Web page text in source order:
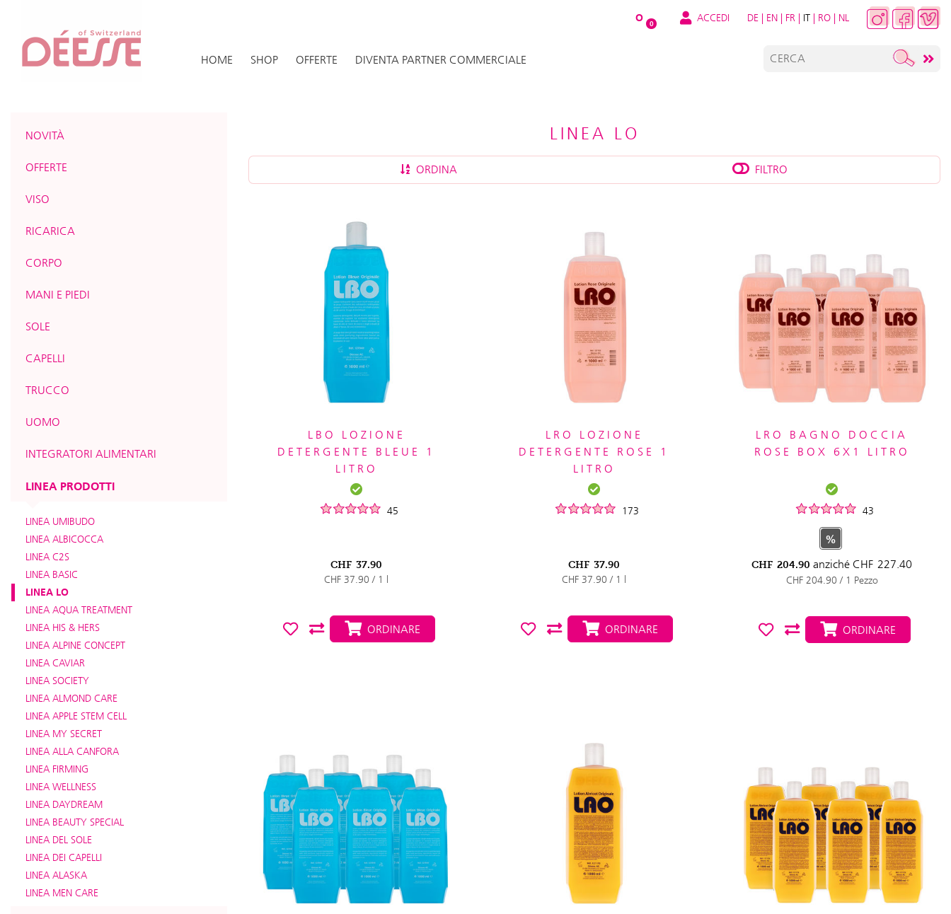
O 0 ACCEDI DE | EN | FR | IT | RO | NL
HOME SHOP OFFERTE DIVENTA PARTNER COMMERCIALE
NOVITÀ
OFFERTE
VISO
RICARICA
CORPO
MANI E PIEDI
SOLE
CAPELLI
TRUCCO
UOMO
INTEGRATORI ALIMENTARI
LINEA PRODOTTI
LINEA UMIBUDO
LINEA ALBICOCCA
LINEA C2S
LINEA BASIC
LINEA LO
LINEA AQUA TREATMENT
LINEA HIS & HERS
LINEA ALPINE CONCEPT
LINEA CAVIAR
LINEA SOCIETY
LINEA ALMOND CARE
LINEA APPLE STEM CELL
LINEA MY SECRET
LINEA ALLA CANFORA
LINEA FIRMING
LINEA WELLNESS
LINEA DAYDREAM
LINEA BEAUTY SPECIAL
LINEA DEL SOLE
LINEA DEI CAPELLI
LINEA ALASKA
LINEA MEN CARE
LINEA LO
ORDINA FILTRO
LBO LOZIONE
DETERGENTE BLEUE 1
LITRO
45
CHF 37.90
CHF 37.90 / 1 l
ORDINARE
LRO LOZIONE
DETERGENTE ROSE 1
LITRO
173
CHF 37.90
CHF 37.90 / 1 l
ORDINARE
LRO BAGNO DOCCIA
ROSE BOX 6X1 LITRO
43
%
CHF 204.90 anziché CHF 227.40
CHF 204.90 / 1 Pezzo
ORDINARE